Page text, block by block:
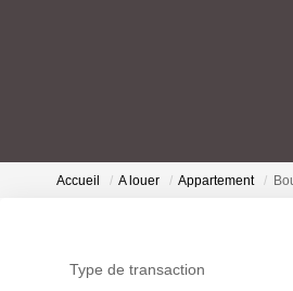
Accueil A louer Appartement
Type de transaction